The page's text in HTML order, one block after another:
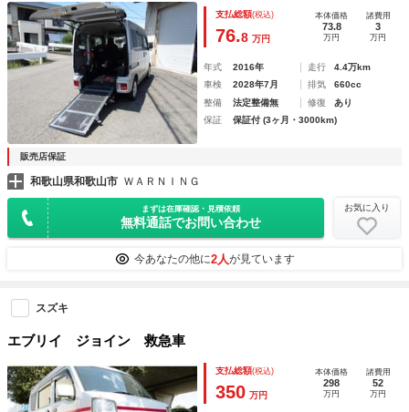
支払総額(税込)
76.8 万円
本体価格
73.8
万円
諸費用
3
万円
年式 2016年 走行
4.4万km
車検
2028年7月 排気
660cc
整備
法定整備無 修復
あり
保証
保証付 (3ヶ月・3000km)
販売店保証
和歌山県和歌山市 ＷＡＲＮＩＮＧ
まずは在庫確認・見積依頼
無料通話でお問い合わせ
お気に入り
今あなたの他に2人が見ています
スズキ
エブリイ ジョイン 救急車
支払総額(税込)
350 万円
本体価格
298
万円
諸費用
52
万円